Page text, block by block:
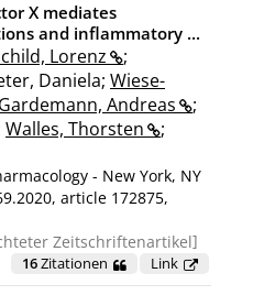
X mediates
and inflammatory ...
Lorenz
;
Daniela; Wiese-
Gardemann, Andreas
;
Walles, Thorsten
;
- New York, NY
article 172875,
Zeitschriftenartikel
Link
16Zitationen